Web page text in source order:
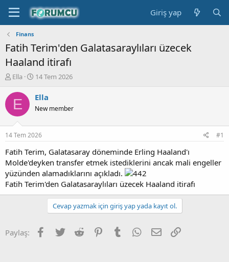
Giriş yap
Finans
Fatih Terim'den Galatasaraylıları üzecek
Haaland itirafı
K
n
b
u
u
b
a
l
a
t
a
Ella
B
ş
a
g
ı
ç
a
r
i
h
14 Tem 2026
E Ella
New member
14 Tem 2026 #1
Fatih Terim, Galatasaray döneminde Erling Haaland'ı
Molde'deyken transfer etmek istediklerini ancak mali engeller
yüzünden alamadıklarını açıkladı.
Fatih Terim'den Galatasaraylıları üzecek Haaland itirafı
Cevap yazmak için giriş yap yada kayıt ol.
Paylaş: Facebook
Twitter Reddit PinterestTumblr WhatsApp
E-posta